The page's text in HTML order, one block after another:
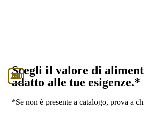
Scegli il valore di
adatto alle tue esigenze.*
*Se non è presente a catalogo, prova a
24
48
130
230
U